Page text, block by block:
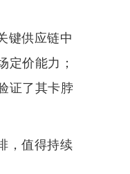
键供应链中
定价能力；
证了其卡脖
，值得持续